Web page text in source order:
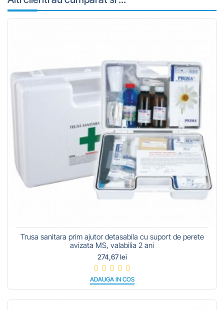
Trusa sanitara prim ajutor detasabila cu suport de perete
avizata MS, valabilia 2 ani
274,67 lei
ADAUGA IN COS